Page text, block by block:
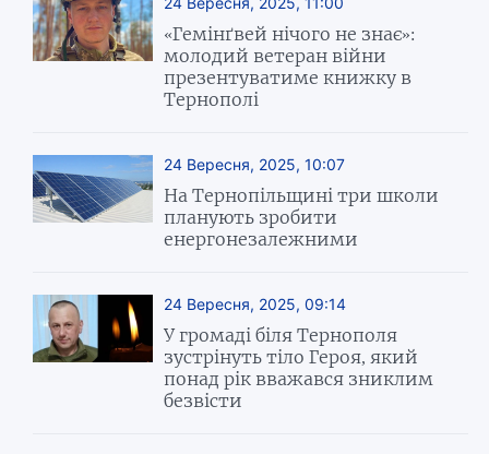
«Гемінґвей нічого не знає»:
молодий ветеран війни
презентуватиме книжку в
Тернополі
24 Вересня, 2025, 10:07
На Тернопільщині три школи
планують зробити
енергонезалежними
24 Вересня, 2025, 09:14
У громаді біля Тернополя
зустрінуть тіло Героя, який
понад рік вважався зниклим
безвісти